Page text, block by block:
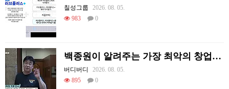
칠성그룹
2026. 08. 05.
983
0
백종원이 알려주는 가장 최악의 창업과정 .JPG
버디버디
2026. 08. 05.
895
0